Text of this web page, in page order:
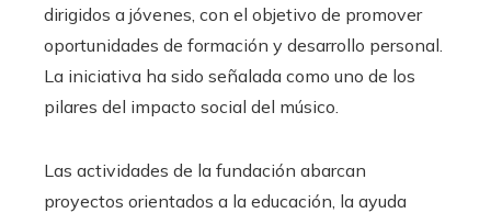
dirigidos a jóvenes, con el objetivo de promover
oportunidades de formación y desarrollo personal.
La iniciativa ha sido señalada como uno de los
pilares del impacto social del músico.
Las actividades de la fundación abarcan
proyectos orientados a la educación, la ayuda